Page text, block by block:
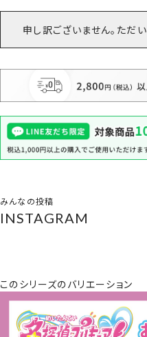
申し訳ございません。ただ
みんなの投稿
INSTAGRAM
このシリーズのバリエーション